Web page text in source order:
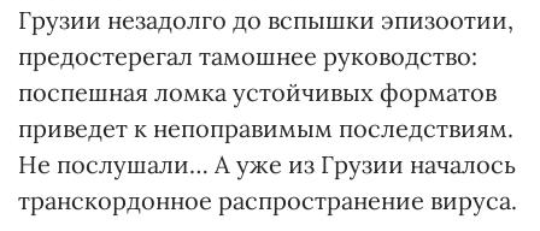
Грузии незадолго до вспышки эпизоотии,
предостерегал тамошнее руководство:
поспешная ломка устойчивых форматов
приведет к непоправимым последствиям.
Не послушали… А уже из Грузии началось
транскордонное распространение вируса.